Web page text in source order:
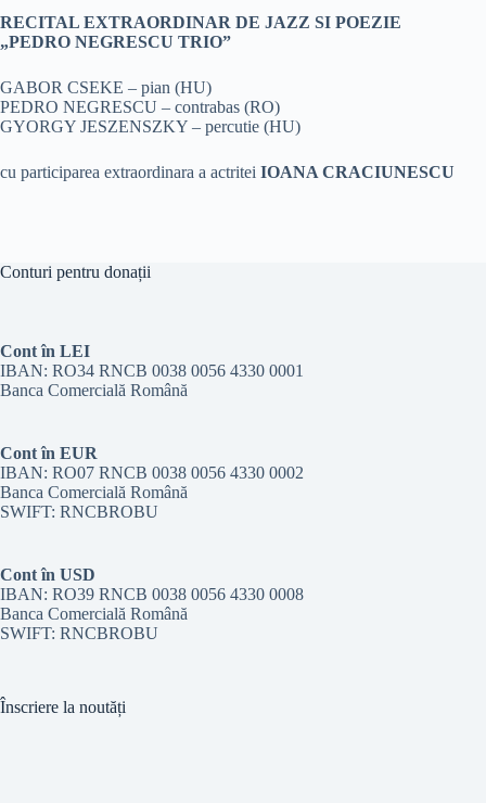
RECITAL EXTRAORDINAR DE JAZZ SI POEZIE
„PEDRO NEGRESCU TRIO”
GABOR CSEKE – pian (HU)
PEDRO NEGRESCU – contrabas (RO)
GYORGY JESZENSZKY – percutie (HU)
cu participarea extraordinara a actritei IOANA CRACIUNESCU
Conturi pentru donații
Cont în LEI
IBAN: RO34 RNCB 0038 0056 4330 0001
Banca Comercială Română
Cont în EUR
IBAN: RO07 RNCB 0038 0056 4330 0002
Banca Comercială Română
SWIFT: RNCBROBU
Cont în USD
IBAN: RO39 RNCB 0038 0056 4330 0008
Banca Comercială Română
SWIFT: RNCBROBU
Înscriere la noutăți